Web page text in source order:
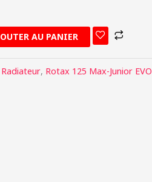
AU PANIER
Radiateur, Rotax 125 Max-Junior EVO